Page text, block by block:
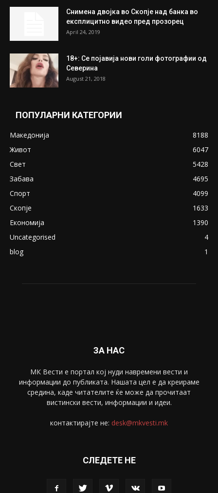
Снимена двојка во Скопје над банка во
експлицитно видео пред прозорец
April 24, 2019
18+: Се појавија нови голи фотографии од
Северина
August 21, 2018
ПОПУЛАРНИ КАТЕГОРИИ
Македонија
8188
Живот
6047
Свет
5428
Забава
4695
Спорт
4099
Скопје
1633
Економија
1390
Uncategorised
4
blog
1
ЗА НАС
МК Вести е портал коj нуди навремени вести и
информации до публиката. Нашата цел е да креираме
средина, каде читателите ќе може да прочитаат
вистински вести, информации и идеи.
контактирајте не: desk@mkvesti.mk
СЛЕДЕТЕ НЕ